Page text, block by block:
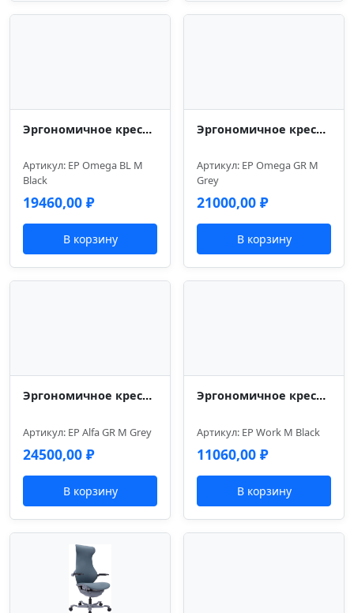
Эргономичное кресло Everprof Omega Black Сетка Черный
Артикул: EP Omega BL M
Black
19460,00 ₽
В корзину
Эргономичное кресло Everprof Omega Grey Сетка Серый
Артикул: EP Omega GR M
Grey
21000,00 ₽
В корзину
Эргономичное кресло Everprof Alfa Grey Сетка Серый
Артикул: EP Alfa GR M Grey
24500,00 ₽
В корзину
Эргономичное кресло Everprof Work Сетка Черный
Артикул: EP Work M Black
11060,00 ₽
В корзину